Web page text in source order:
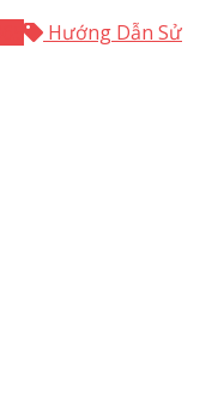
Hướng Dẫn Sử